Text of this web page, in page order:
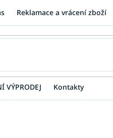
Reklamace a vrácení zboží
VÝPRODEJ Kontakty